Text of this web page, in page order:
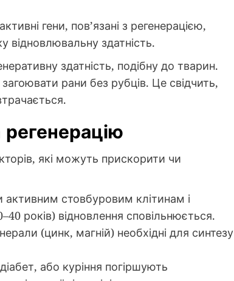
гени, пов’язані з регенерацією,
здатність.
здатність, подібну до тварин.
рани без рубців. Це свідчить,
які можуть прискорити чи
активним стовбуровим клітинам і
років) відновлення сповільнюється.
(цинк, магній) необхідні для синтезу
або куріння погіршують